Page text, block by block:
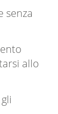
senza
allo